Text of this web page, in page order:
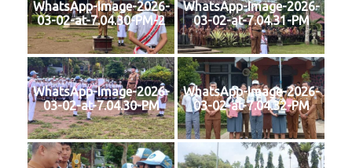
WhatsApp-Image-2026-
03-02-at-7.04.30-PM-2
WhatsApp-Image-2026-
03-02-at-7.04.31-PM
WhatsApp-Image-2026-
03-02-at-7.04.30-PM
WhatsApp-Image-2026-
03-02-at-7.04.32-PM